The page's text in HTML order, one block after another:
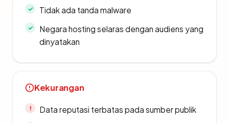
Tidak ada tanda malware
Negara hosting selaras dengan audiens yang
dinyatakan
Kekurangan
Data reputasi terbatas pada sumber publik